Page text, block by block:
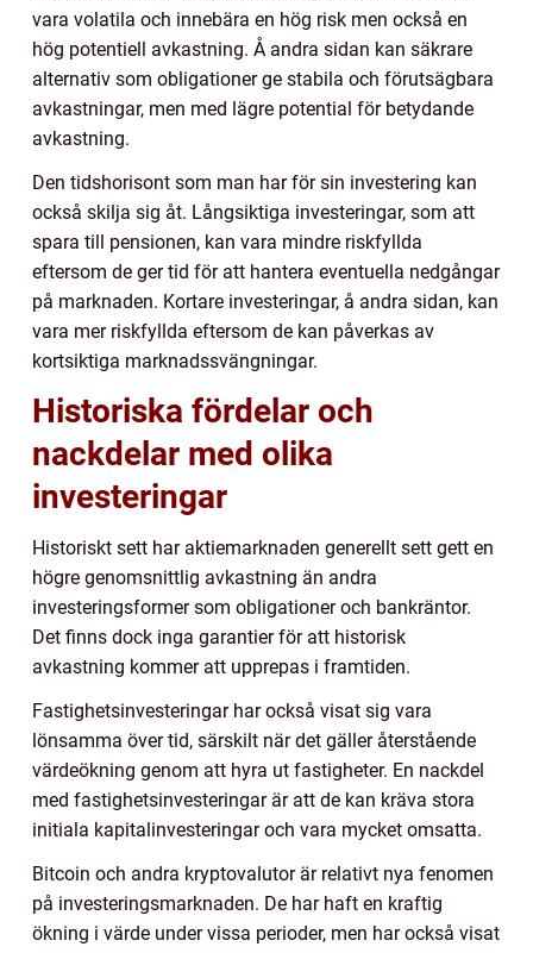
vara volatila och innebära en hög risk men också en
hög potentiell avkastning. Å andra sidan kan säkrare
alternativ som obligationer ge stabila och förutsägbara
avkastningar, men med lägre potential för betydande
avkastning.
Den tidshorisont som man har för sin investering kan
också skilja sig åt. Långsiktiga investeringar, som att
spara till pensionen, kan vara mindre riskfyllda
eftersom de ger tid för att hantera eventuella nedgångar
på marknaden. Kortare investeringar, å andra sidan, kan
vara mer riskfyllda eftersom de kan påverkas av
kortsiktiga marknadssvängningar.
Historiska fördelar och
nackdelar med olika
investeringar
Historiskt sett har aktiemarknaden generellt sett gett en
högre genomsnittlig avkastning än andra
investeringsformer som obligationer och bankräntor.
Det finns dock inga garantier för att historisk
avkastning kommer att upprepas i framtiden.
Fastighetsinvesteringar har också visat sig vara
lönsamma över tid, särskilt när det gäller återstående
värdeökning genom att hyra ut fastigheter. En nackdel
med fastighetsinvesteringar är att de kan kräva stora
initiala kapitalinvesteringar och vara mycket omsatta.
Bitcoin och andra kryptovalutor är relativt nya fenomen
på investeringsmarknaden. De har haft en kraftig
ökning i värde under vissa perioder, men har också visat